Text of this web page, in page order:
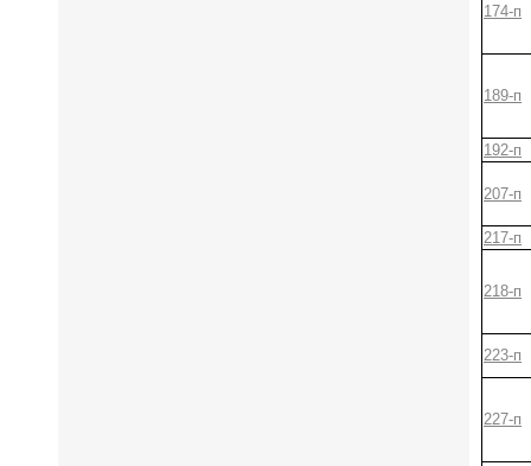
174-п
189-п
192-п
207-п
217-п
218-п
223-п
227-п